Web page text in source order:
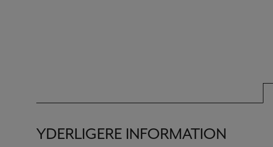
YDERLIGERE INFORMATION